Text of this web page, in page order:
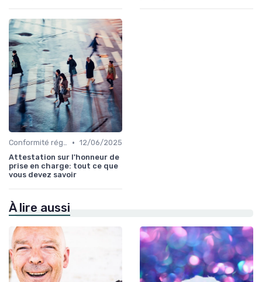
Conformité réglementaire • 12/06/2025
Attestation sur l'honneur de
prise en charge: tout ce que
vous devez savoir
À lire aussi